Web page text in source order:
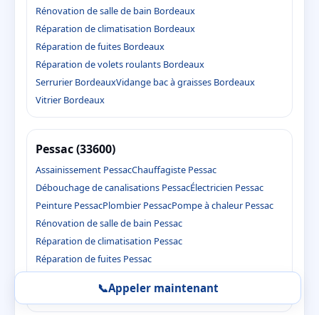
Rénovation de salle de bain Bordeaux
Réparation de climatisation Bordeaux
Réparation de fuites Bordeaux
Réparation de volets roulants Bordeaux
Serrurier BordeauxVidange bac à graisses Bordeaux
Vitrier Bordeaux
Pessac (33600)
Assainissement PessacChauffagiste Pessac
Débouchage de canalisations PessacÉlectricien Pessac
Peinture PessacPlombier PessacPompe à chaleur Pessac
Rénovation de salle de bain Pessac
Réparation de climatisation Pessac
Réparation de fuites Pessac
Vidange bac à graisses PessacVitrier Pessac
📞Appeler maintenant